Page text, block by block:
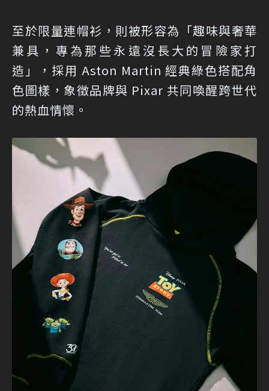
至於限量連帽衫，則被形容為「趣味與奢華
兼具，專為那些永遠沒長大的冒險家打
造」，採用 Aston Martin 經典綠色搭配角
色圖樣，象徵品牌與 Pixar 共同喚醒跨世代
的熱血情懷。